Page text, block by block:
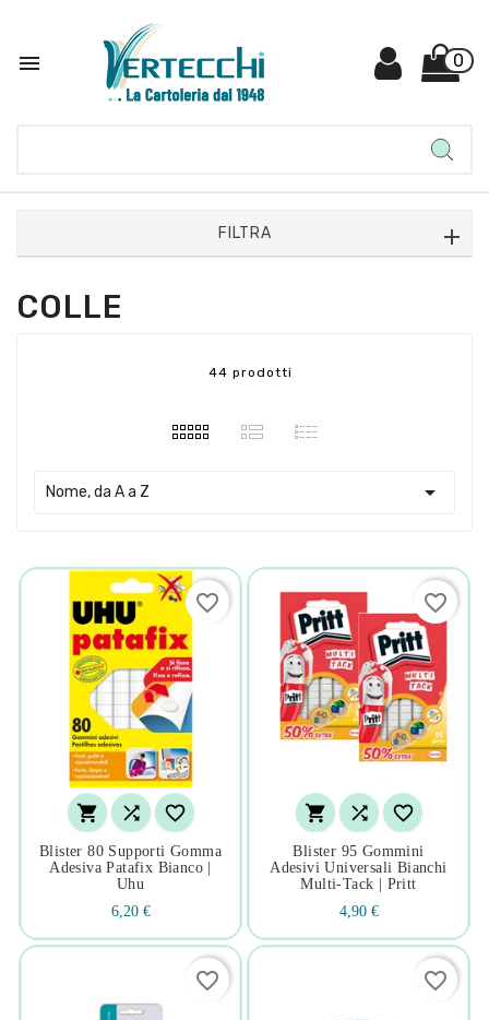
 0
FILTRA
COLLE
44 prodotti
Nome, da A a Z 
  
Blister 80 Supporti Gomma
Adesiva Patafix Bianco |
Uhu
6,20 €
favorite_border
  
Blister 95 Gommini
Adesivi Universali Bianchi
Multi-Tack | Pritt
4,90 €
favorite_border
favorite_border favorite_border